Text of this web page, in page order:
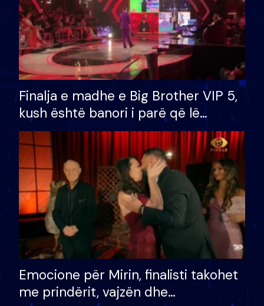
Finalja e madhe e Big Brother VIP 5,
kush është banori i parë që lë
shtëpinë dhe humb mundësinë për
të fituar çmimin e madh
Emocione për Mirin, finalisti takohet
me prindërit, vajzën dhe